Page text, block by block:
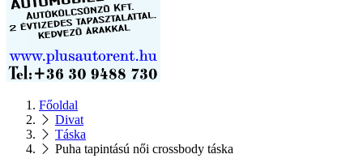
Főoldal
Divat
Táska
Puha tapintású női crossbody táska